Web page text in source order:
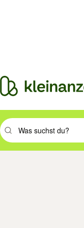
Suchbegriff eingeben.